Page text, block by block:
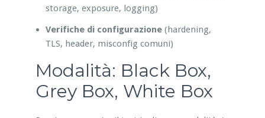
storage, exposure, logging)
Verifiche di configurazione(hardening,
TLS, header, misconfig comuni)
Modalità: Black Box,
Grey Box, White Box